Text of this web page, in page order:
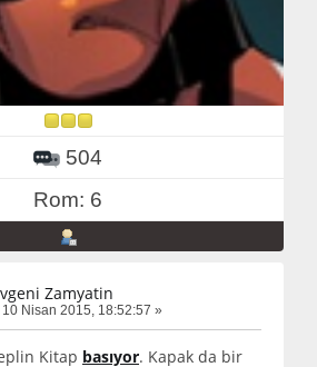
504
Rom: 6
Zamyatin
10 Nisan 2015, 18:52:57 »
Kitap basıyor. Kapak da bir